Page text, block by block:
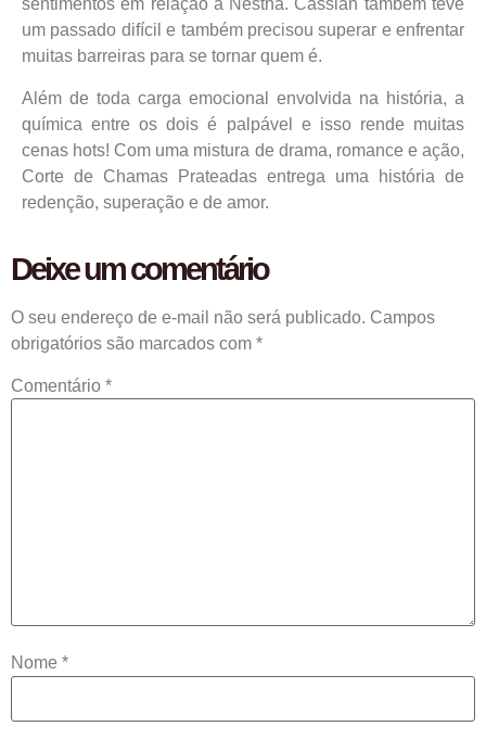
sentimentos em relação a Nestha. Cassian também teve
um passado difícil e também precisou superar e enfrentar
muitas barreiras para se tornar quem é.
Além de toda carga emocional envolvida na história, a
química entre os dois é palpável e isso rende muitas
cenas hots! Com uma mistura de drama, romance e ação,
Corte de Chamas Prateadas entrega uma história de
redenção, superação e de amor.
Deixe um comentário
O seu endereço de e-mail não será publicado. Campos
obrigatórios são marcados com *
Comentário *
Nome *